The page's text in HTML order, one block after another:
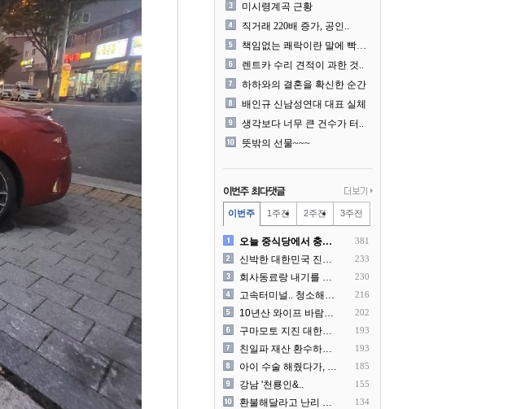
미시령계곡 근황
직거래 220배 증가, 공인..
책임없는 쾌락이란 말에 빡친..
렌트카 수리 견적이 과한 것..
하하와의 결혼을 확신한 순간
배인규 신남성연대 대표 실체
생각보다 너무 큰 건수가 터..
뜻밖의 선물~~~
이번주 1주전 2주전 3주전
오늘 중식당에서 충격 목격담 381
신박한 대한민국 진상 근황 233
회사동료랑 내기를 했습니다 230
고속터미널.. 청소해주시는.. 216
10년산 와이프 바람나서 이.. 202
구마모토 지진 대한항공 생수.. 193
친일파 재산 환수하겠다! 193
아이 수술 해줬다가, 부모에.. 185
강남 '천룡인&.. 155
환불해달라고 난리 난 미국 .. 134